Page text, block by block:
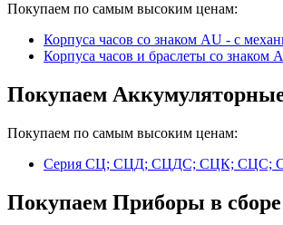
Покупаем по самым высоким ценам:
Корпуса часов cо знаком AU - с
Корпуса часов и браслеты со знаком
Покупаем
Покупаем по самым высоким ценам:
Серия СЦ; СЦД; СЦДС; СЦК; СЦС;
Покупаем Приборы в сборе